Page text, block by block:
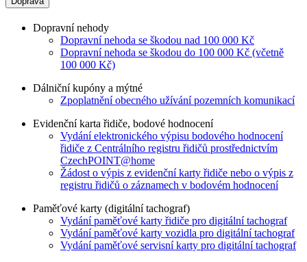
Dopravní nehody
Dopravní nehoda se škodou nad 100 000 Kč
Dopravní nehoda se škodou do 100 000 Kč (včetně
100 000 Kč)
Dálniční kupóny a mýtné
Zpoplatnění obecného užívání pozemních komunikací
Evidenční karta řidiče, bodové hodnocení
Vydání elektronického výpisu bodového hodnocení
řidiče z Centrálního registru řidičů prostřednictvím
CzechPOINT@home
Žádost o výpis z evidenční karty řidiče nebo o výpis z
registru řidičů o záznamech v bodovém hodnocení
Paměťové karty (digitální tachograf)
Vydání paměťové karty řidiče pro digitální tachograf
Vydání paměťové karty vozidla pro digitální tachograf
Vydání paměťové servisní karty pro digitální tachograf